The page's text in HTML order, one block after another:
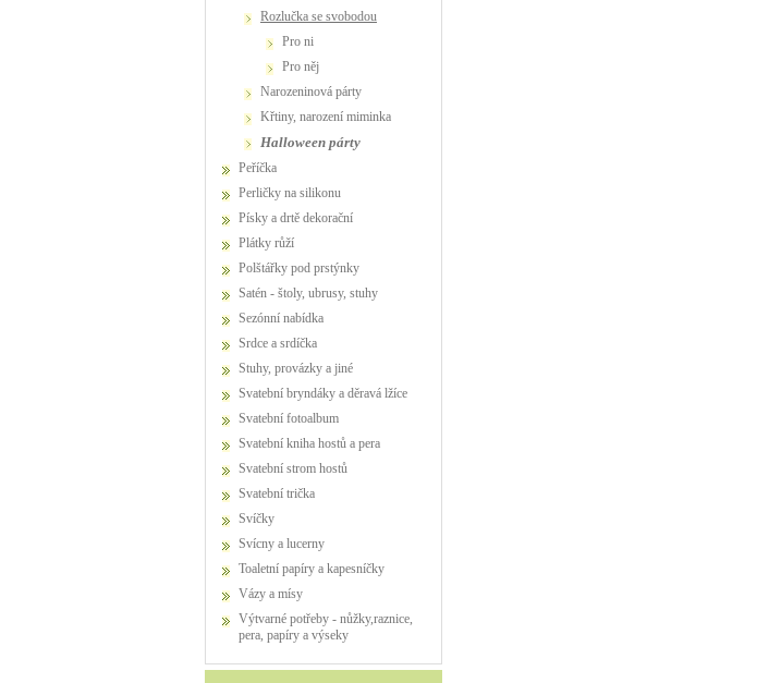
Rozlučka se svobodou
Pro ni
Pro něj
narozeninová párty
křtiny, narození miminka
Halloween párty
Peříčka
Perličky na silikonu
Písky a drtě dekorační
Plátky růží
Polštářky pod prstýnky
Satén - štoly, ubrusy, stuhy
Sezónní nabídka
Srdce a srdíčka
Stuhy, provázky a jiné
Svatební bryndáky a děravá lžíce
Svatební fotoalbum
Svatební kniha hostů a pera
Svatební strom hostů
Svatební trička
Svíčky
Svícny a lucerny
Toaletní papíry a kapesníčky
Vázy a mísy
Výtvarné potřeby - nůžky,raznice,
pera, papíry a výseky